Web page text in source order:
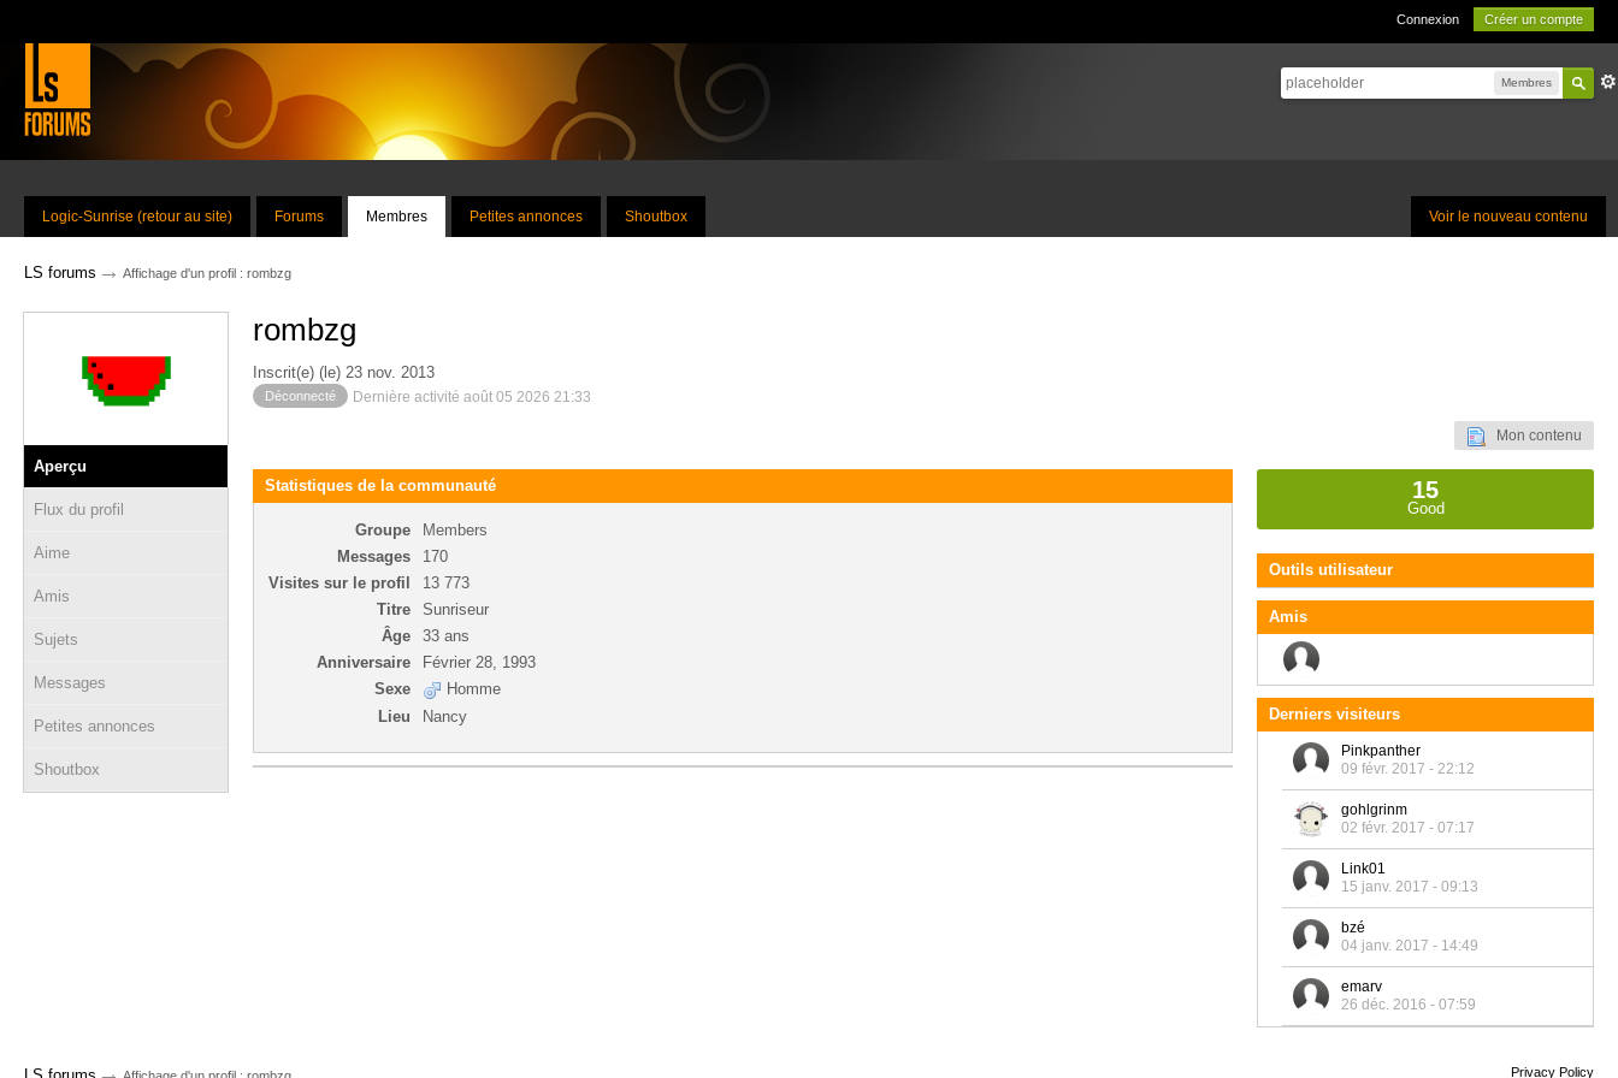
Connexion Créer un compte
Membres
Voir le nouveau contenu
Logic-Sunrise (retour au site) Forums Membres Petites annonces Shoutbox
LS forums → Affichage d'un profil : rombzg
Aperçu
Flux du profil
Aime
Amis
Sujets
Messages
Petites annonces
Shoutbox
rombzg
Inscrit(e) (le) 23 nov. 2013
Déconnecté Dernière activité août 05 2026 21:33
Mon contenu
Statistiques de la communauté
Groupe
Members
Messages
170
Visites sur le profil
13 773
Titre
Sunriseur
Âge
33 ans
Anniversaire
Février 28, 1993
Sexe
Homme
Lieu
Nancy
15
Good
Outils utilisateur
Amis
Derniers visiteurs
Pinkpanther
09 févr. 2017 - 22:12
gohlgrinm
02 févr. 2017 - 07:17
Link01
15 janv. 2017 - 09:13
bzé
04 janv. 2017 - 14:49
emarv
26 déc. 2016 - 07:59
Privacy Policy